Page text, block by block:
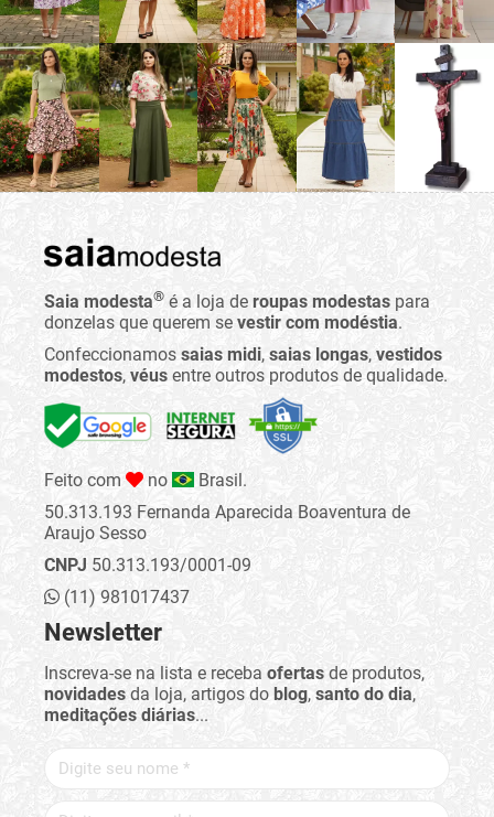
Saia modesta® é a loja de roupas modestas para
donzelas que querem se vestir com modéstia.
Confeccionamos saias midi, saias longas, vestidos
modestos, véus entre outros produtos de qualidade.
Feito com no
Brasil.
50.313.193 Fernanda Aparecida Boaventura de
Araujo Sesso
CNPJ50.313.193/0001-09
(11) 981017437
Newsletter
Inscreva-se na lista e receba ofertas de produtos,
novidades da loja, artigos do blog, santo do dia,
meditações diárias...